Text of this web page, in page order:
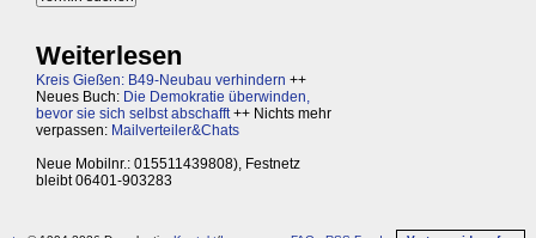
Weiterlesen
Kreis Gießen: B49-Neubau verhindern ++
Neues Buch: Die Demokratie überwinden,
bevor sie sich selbst abschafft++ Nichts mehr
verpassen: Mailverteiler&Chats
Neue Mobilnr.: 015511439808), Festnetz
bleibt 06401-903283